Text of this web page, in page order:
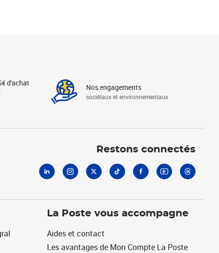
d'achat Nos engagements
sociétaux et environnementaux
Restons connectés
La Poste vous accompagne
Aides et contact
Les avantages de Mon Compte La Poste